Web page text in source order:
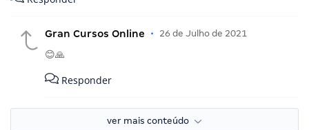
Gran Cursos Online • 26 de Julho de 2021
😊🙏
Responder
ver mais conteúdo